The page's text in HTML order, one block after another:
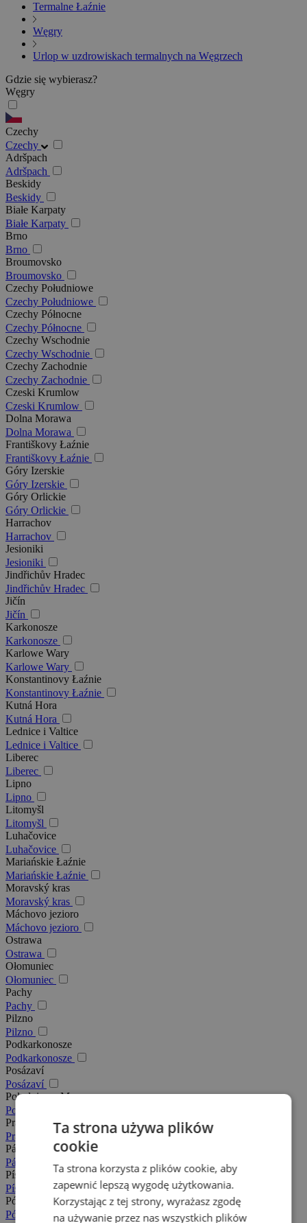
Termalne Łaźnie
Węgry
Urlop w uzdrowiskach termalnych na Węgrzech
Gdzie się wybierasz?
Węgry
Czechy
Czechy
Adršpach
Adršpach
Beskidy
Beskidy
Białe Karpaty
Białe Karpaty
Brno
Brno
Broumovsko
Broumovsko
Czechy Południowe
Czechy Południowe
Czechy Północne
Czechy Północne
Czechy Wschodnie
Czechy Wschodnie
Czechy Zachodnie
Czechy Zachodnie
Czeski Krumlow
Czeski Krumlow
Dolna Morawa
Dolna Morawa
Františkovy Łaźnie
Františkovy Łaźnie
Góry Izerskie
Góry Izerskie
Góry Orlickie
Góry Orlickie
Harrachov
Harrachov
Jesioniki
Jesioniki
Jindřichův Hradec
Jindřichův Hradec
Jičín
Jičín
Karkonosze
Karkonosze
Karlowe Wary
Karlowe Wary
Konstantinovy Łaźnie
Konstantinovy Łaźnie
Kutná Hora
Kutná Hora
Lednice i Valtice
Lednice i Valtice
Liberec
Liberec
Lipno
Lipno
Litomyšl
Litomyšl
Luhačovice
Luhačovice
Mariańskie Łaźnie
Mariańskie Łaźnie
Moravský kras
Moravský kras
Máchovo jezioro
Máchovo jezioro
Ostrawa
Ostrawa
Ołomuniec
Ołomuniec
Pachy
Pachy
Pilzno
Pilzno
Podkarkonosze
Podkarkonosze
Posázaví
Posázaví
Południowe Morawy
Południowe Morawy
Praga
Praga
Pálava
Pálava
Písek
Písek
Północne Morawy
Północne Morawy
Ta strona używa plików
cookie
Ta strona korzysta z plików cookie, aby
zapewnić lepszą wygodę użytkowania.
Korzystając z tej strony, wyrażasz zgodę
na używanie przez nas wszystkich plików